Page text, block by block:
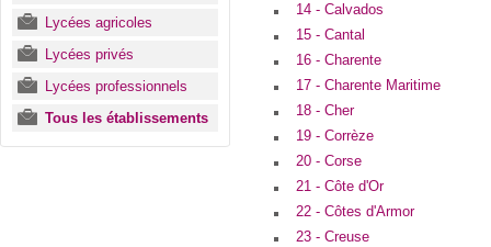
Lycées agricoles
Lycées privés
Lycées professionnels
Tous les établissements
14 - Calvados
15 - Cantal
16 - Charente
17 - Charente Maritime
18 - Cher
19 - Corrèze
20 - Corse
21 - Côte d'Or
22 - Côtes d'Armor
23 - Creuse